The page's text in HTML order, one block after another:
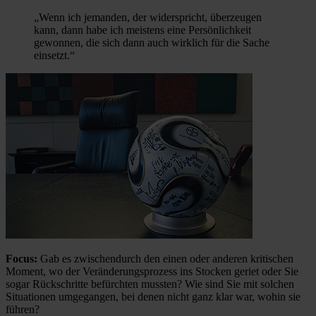
„Wenn ich jemanden, der widerspricht, überzeugen
kann, dann habe ich meistens eine Persönlichkeit
gewonnen, die sich dann auch wirklich für die Sache
einsetzt.“
Focus: Gab es zwischendurch den einen oder anderen kritischen
Moment, wo der Veränderungsprozess ins Stocken geriet oder Sie
sogar Rückschritte befürchten mussten? Wie sind Sie mit solchen
Situationen umgegangen, bei denen nicht ganz klar war, wohin sie
führen?